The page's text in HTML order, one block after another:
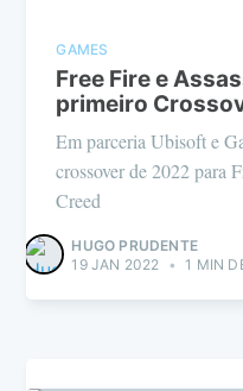
GAMES
Free Fire e
primeiro
Em parceria Ubisoft e
crossover de 2022 para
Creed
HUGO PRUDENTE
19 JAN 2022
• 1 MIN